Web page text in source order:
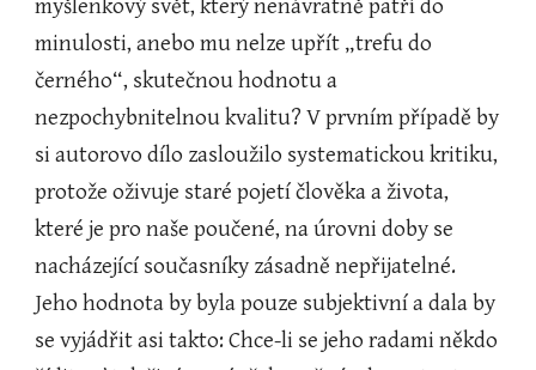
myšlenkový svět, který nenávratně patří do
minulosti, anebo mu nelze upřít „trefu do
černého“, skutečnou hodnotu a
nezpochybnitelnou kvalitu? V prvním případě by
si autorovo dílo zasloužilo systematickou kritiku,
protože oživuje staré pojetí člověka a života,
které je pro naše poučené, na úrovni doby se
nacházející současníky zásadně nepřijatelné.
Jeho hodnota by byla pouze subjektivní a dala by
se vyjádřit asi takto: Chce-li se jeho radami někdo